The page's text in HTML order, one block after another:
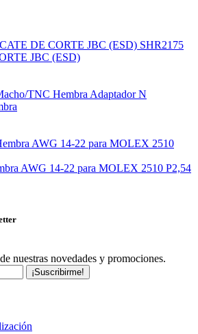
SHR2175
JBC (ESD)
Adaptador N
AWG 14-22 para MOLEX 2510 P2,54
nuestras novedades y promociones.
¡Suscribirme!